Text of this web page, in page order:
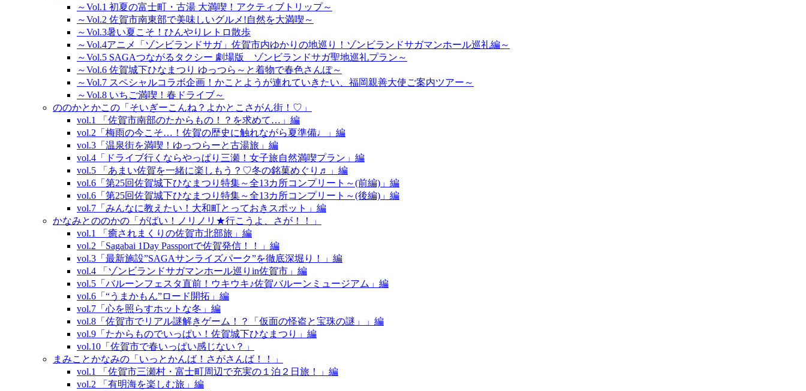
～Vol.1 初夏の富士町・古湯 大満喫！アクティブトリップ～
～Vol.2 佐賀市南東部で美味しいグルメ!自然を大満喫～
～Vol.3暑い夏こそ！ひんやりレトロ散歩
～Vol.4アニメ「ゾンビランドサガ」佐賀市内ゆかりの地巡り！ゾンビランドサガマンホール巡礼編～
～Vol.5 SAGAつながるタクシー 劇場版 ゾンビランドサガ聖地巡礼プラン～
～Vol.6 佐賀城下ひなまつり ゆっつら～と着物で春色さんぽ～
～Vol.7 スペシャルコラボ企画！かことようが連れていきたい、福岡親善大使ご案内ツアー～
～Vol.8 いちご満喫！春ドライブ～
ののかとかこの「そいぎーこんね？よかとこさがん街！♡」
vol.1 「佐賀市南部のたからもの！？を求めて…」編
vol.2「梅雨の今こそ…！佐賀の歴史に触れながら夏準備♩」編
vol.3「温泉街を満喫！ゆっつらーと古湯旅」編
vol.4「ドライブ行くならやっぱり三瀬！女子旅自然満喫プラン」編
vol.5 「あまい佐賀を一緒に楽しもう？♡冬の銘菓めぐり♬」編
vol.6「第25回佐賀城下ひなまつり特集～全13カ所コンプリート～(前編)」編
vol.6「第25回佐賀城下ひなまつり特集～全13カ所コンプリート～(後編)」編
vol.7「みんなに教えたい！大和町とっておきスポット」編
かなみとののかの「がばい！ノリノリ★行こうよ、さが！！」
vol.1 「癒されまくりの佐賀市北部旅」編
vol.2「Sagabai 1Day Passportで佐賀発信！！」編
vol.3「最新施設”SAGAサンライズパーク”を徹底深堀り！」編
vol.4 「ゾンビランドサガマンホール巡りin佐賀市」編
vol.5「バルーンフェスタ直前！ウキウキ♪佐賀バルーンミュージアム」編
vol.6「“うまかもん”ロード開拓」編
vol.7「心を照らすホットな冬」編
vol.8「佐賀市でリアル謎解きゲーム！？「仮面の怪盗と宝珠の謎」」編
vol.9「たからものでいっぱい！佐賀城下ひなまつり」編
vol.10「佐賀市で春いっぱい感じない？」
まみことかなみの「いっとかんば！さがさんば！！」
vol.1 「佐賀市三瀬村・富士町周辺で充実の１泊２日旅！」編
vol.2 「有明海を楽しむ旅」編